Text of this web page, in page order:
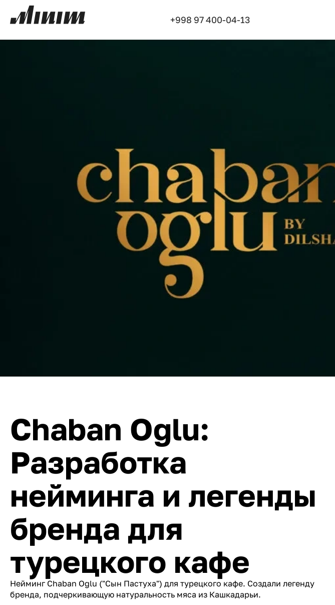
+998 97 400-04-13
Chaban Oglu:
Разработка
нейминга и легенды
бренда для
турецкого кафе
Нейминг Chaban Oglu ("Сын Пастуха") для турецкого кафе. Создали легенду
бренда, подчеркивающую натуральность мяса из Кашкадарьи.